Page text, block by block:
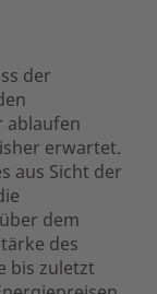
der
ablaufen
erwartet.
aus Sicht der
dem
des
bis zuletzt